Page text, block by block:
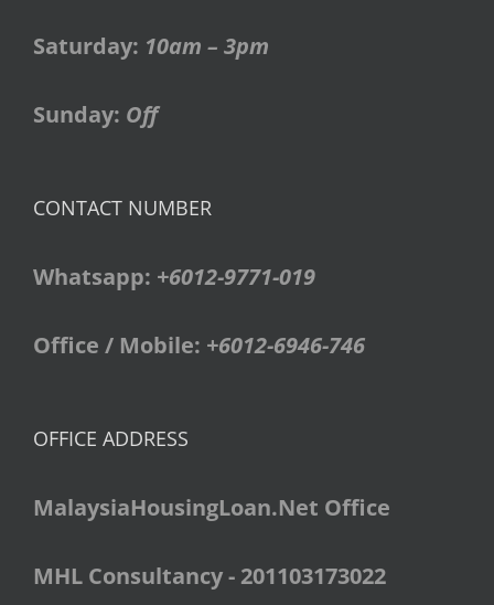
Saturday: 10am – 3pm
Sunday: Off
CONTACT NUMBER
Whatsapp: +6012-9771-019
Office / Mobile: +6012-6946-746
OFFICE ADDRESS
MalaysiaHousingLoan.Net Office
MHL Consultancy - 201103173022